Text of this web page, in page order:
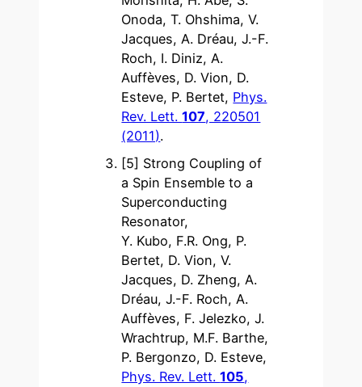
Onoda, T. Ohshima, V.
Jacques, A. Dréau, J.-F.
Roch, I. Diniz, A.
Auffèves, D. Vion, D.
Esteve, P. Bertet, Phys.
Rev. Lett.107, 220501
(2011).
[5] Strong Coupling of
a Spin Ensemble to a
Superconducting
Resonator,
Y. Kubo, F.R. Ong, P.
Bertet, D. Vion, V.
Jacques, D. Zheng, A.
Dréau, J.-F. Roch, A.
Auffèves, F. Jelezko, J.
Wrachtrup, M.F. Barthe,
P. Bergonzo, D. Esteve,
Phys. Rev. Lett.105,